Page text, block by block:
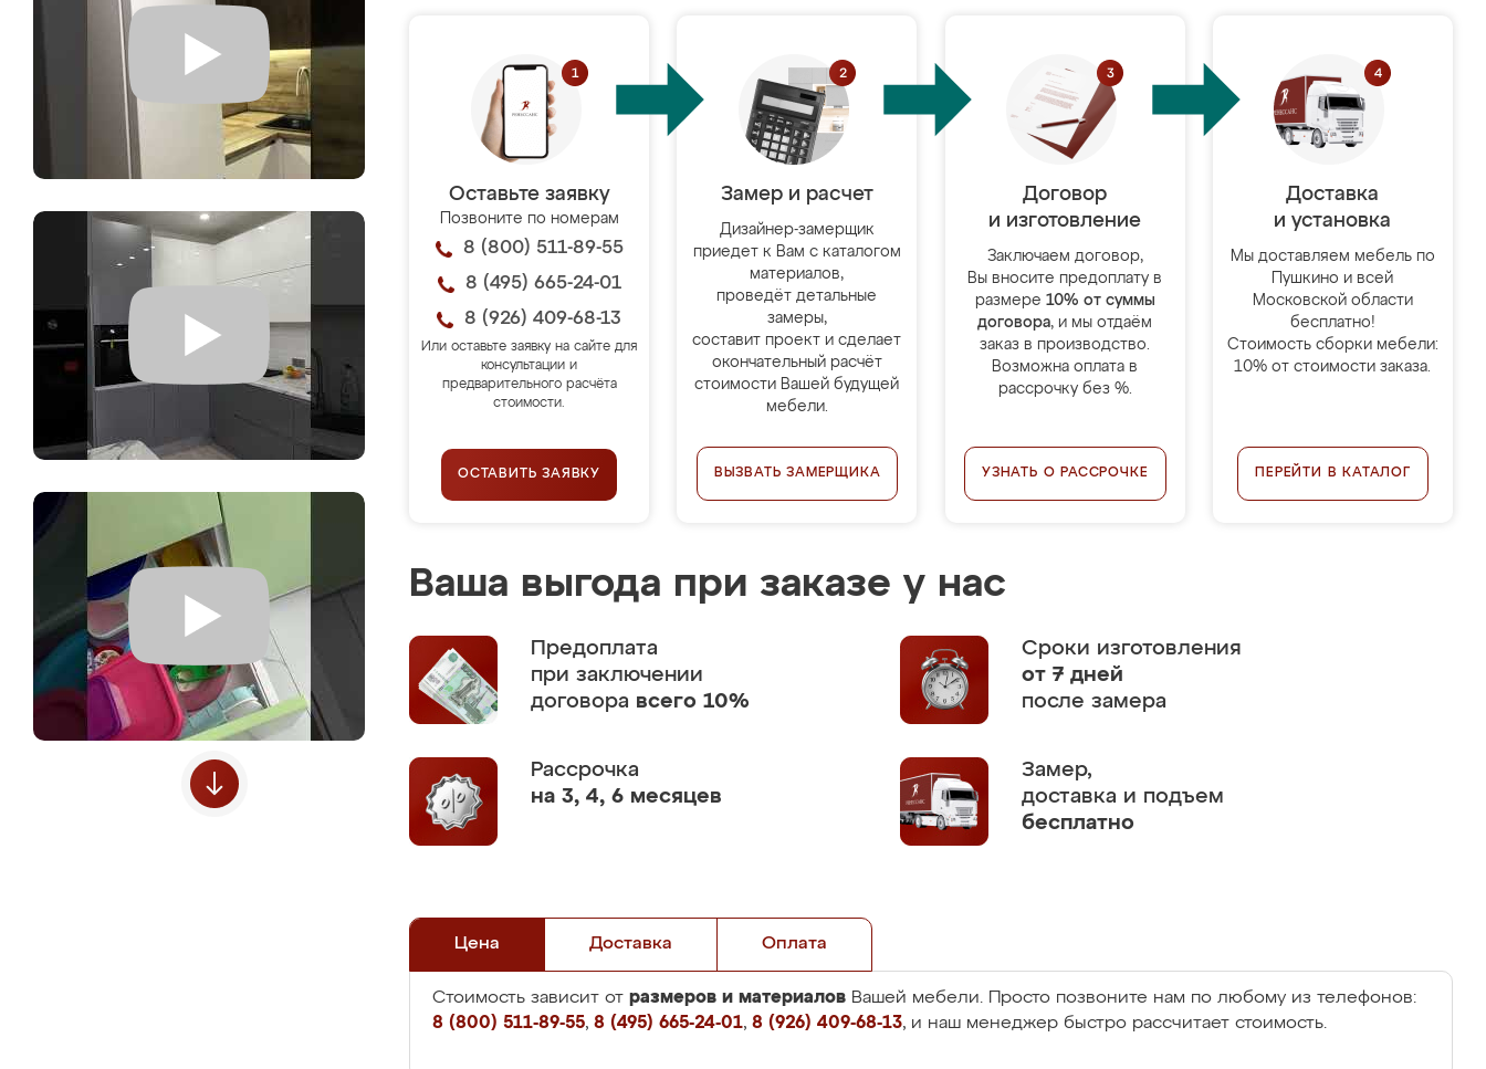
Оставьте заявку
Позвоните по номерам
8 (800) 511-89-55
8 (495) 665-24-01
8 (926) 409-68-13
Или оставьте заявку на сайте для
консультации и
предварительного расчёта
стоимости.
ОСТАВИТЬ ЗАЯВКУ
Замер и расчет
Дизайнер-замерщик
приедет к Вам с каталогом
материалов,
проведёт детальные
замеры,
составит проект и сделает
окончательный расчёт
стоимости Вашей будущей
мебели.
ВЫЗВАТЬ ЗАМЕРЩИКА
Договор
и изготовление
Заключаем договор,
Вы вносите предоплату в
размере 10% от суммы
договора, и мы отдаём
заказ в производство.
Возможна оплата в
рассрочку без %.
УЗНАТЬ О РАССРОЧКЕ
Доставка
и установка
Мы доставляем мебель по
Пушкино и всей
Московской области
бесплатно!
Стоимость сборки мебели:
10% от стоимости заказа.
ПЕРЕЙТИ В КАТАЛОГ
Ваша выгода при заказе у нас
Предоплата
при заключении
договора всего 10%
Сроки изготовления
от 7 дней
после замера
Рассрочка
на 3, 4, 6 месяцев
Замер,
доставка и подъем
бесплатно
Цена Доставка Оплата
Стоимость зависит от размеров и материалов Вашей мебели. Просто позвоните нам по любому из телефонов:
8 (800) 511-89-55, 8 (495) 665-24-01, 8 (926) 409-68-13, и наш менеджер быстро рассчитает стоимость.